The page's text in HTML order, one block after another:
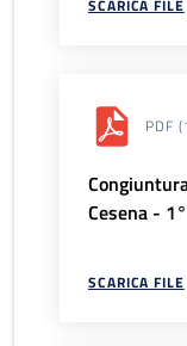
SCARICA FILE
PDF
Cesena -
SCARICA FILE